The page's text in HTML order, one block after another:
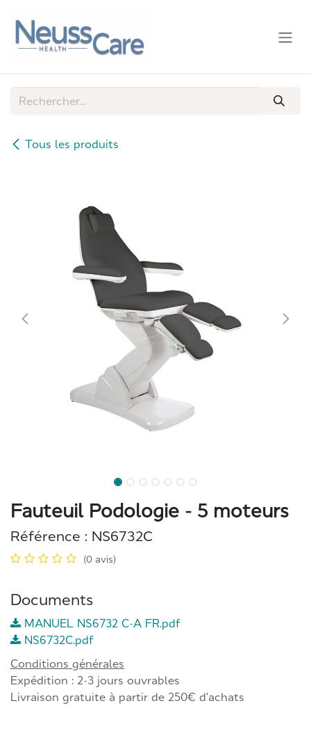
Tous les produits
Fauteuil Podologie - 5 moteurs
Référence : NS6732C
(0 avis)
Documents
MANUEL NS6732 C-A FR.pdf
NS6732C.pdf
Conditions générales
Expédition : 2-3 jours ouvrables
Livraison gratuite à partir de 250€ d'achats